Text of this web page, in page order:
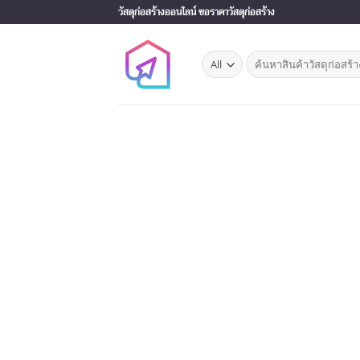
to
วัสดุก่อสร้างออนไลน์ ขอราคาวัสดุก่อสร้าง
Search
for: